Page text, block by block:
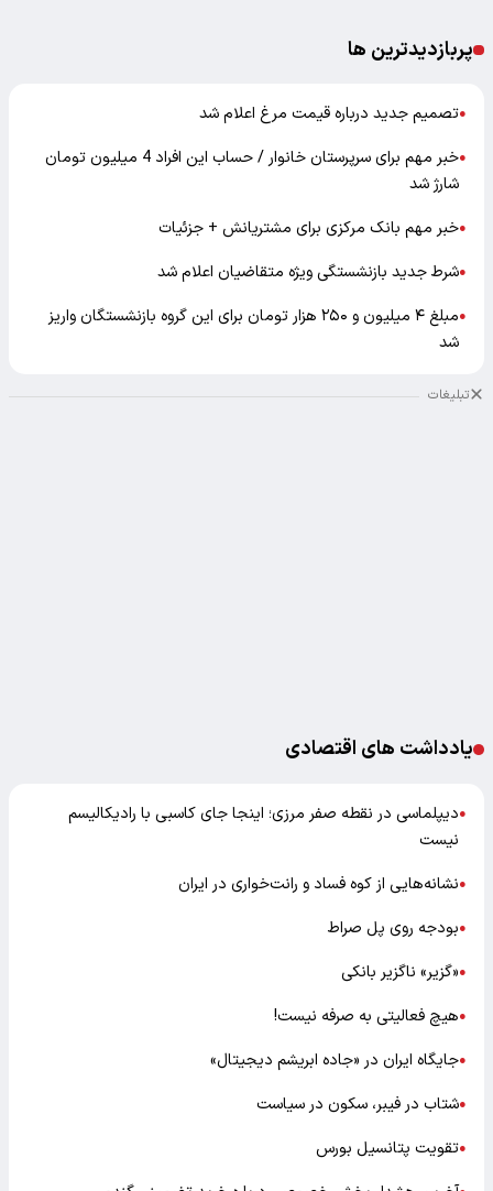
پربازدیدترین ها
●تصمیم جدید درباره قیمت مرغ اعلام شد
●
خبر مهم برای سرپرستان خانوار / حساب این افراد 4 میلیون تومان
شارژ شد
●خبر مهم بانک مرکزی برای مشتریانش + جزئیات
●شرط جدید بازنشستگی ویژه متقاضیان اعلام شد
●
مبلغ ۴ میلیون و ۲۵۰ هزار تومان برای این گروه بازنشستگان واریز
شد
تبلیغات
یادداشت های اقتصادی
●دیپلماسی در نقطه صفر مرزی؛ اینجا جای کاسبی با رادیکالیسم
نیست
●نشانه‌هایی از کوه فساد و رانت‌خواری در ایران
●بودجه روی پل صراط
●«گزیر» ناگزیر بانکی
●هیچ فعالیتی به صرفه نیست!
●جایگاه ایران در «جاده ابریشم دیجیتال»
●شتاب در فیبر، سکون در سیاست
●تقویت پتانسیل بورس